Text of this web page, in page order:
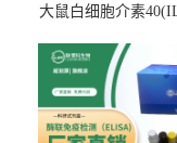
大鼠白细胞介素